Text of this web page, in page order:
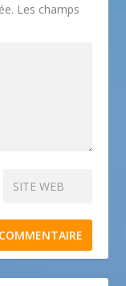
Les champs